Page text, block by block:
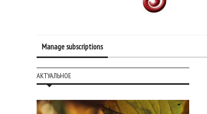
Manage subscriptions
АКТУАЛЬНОЕ